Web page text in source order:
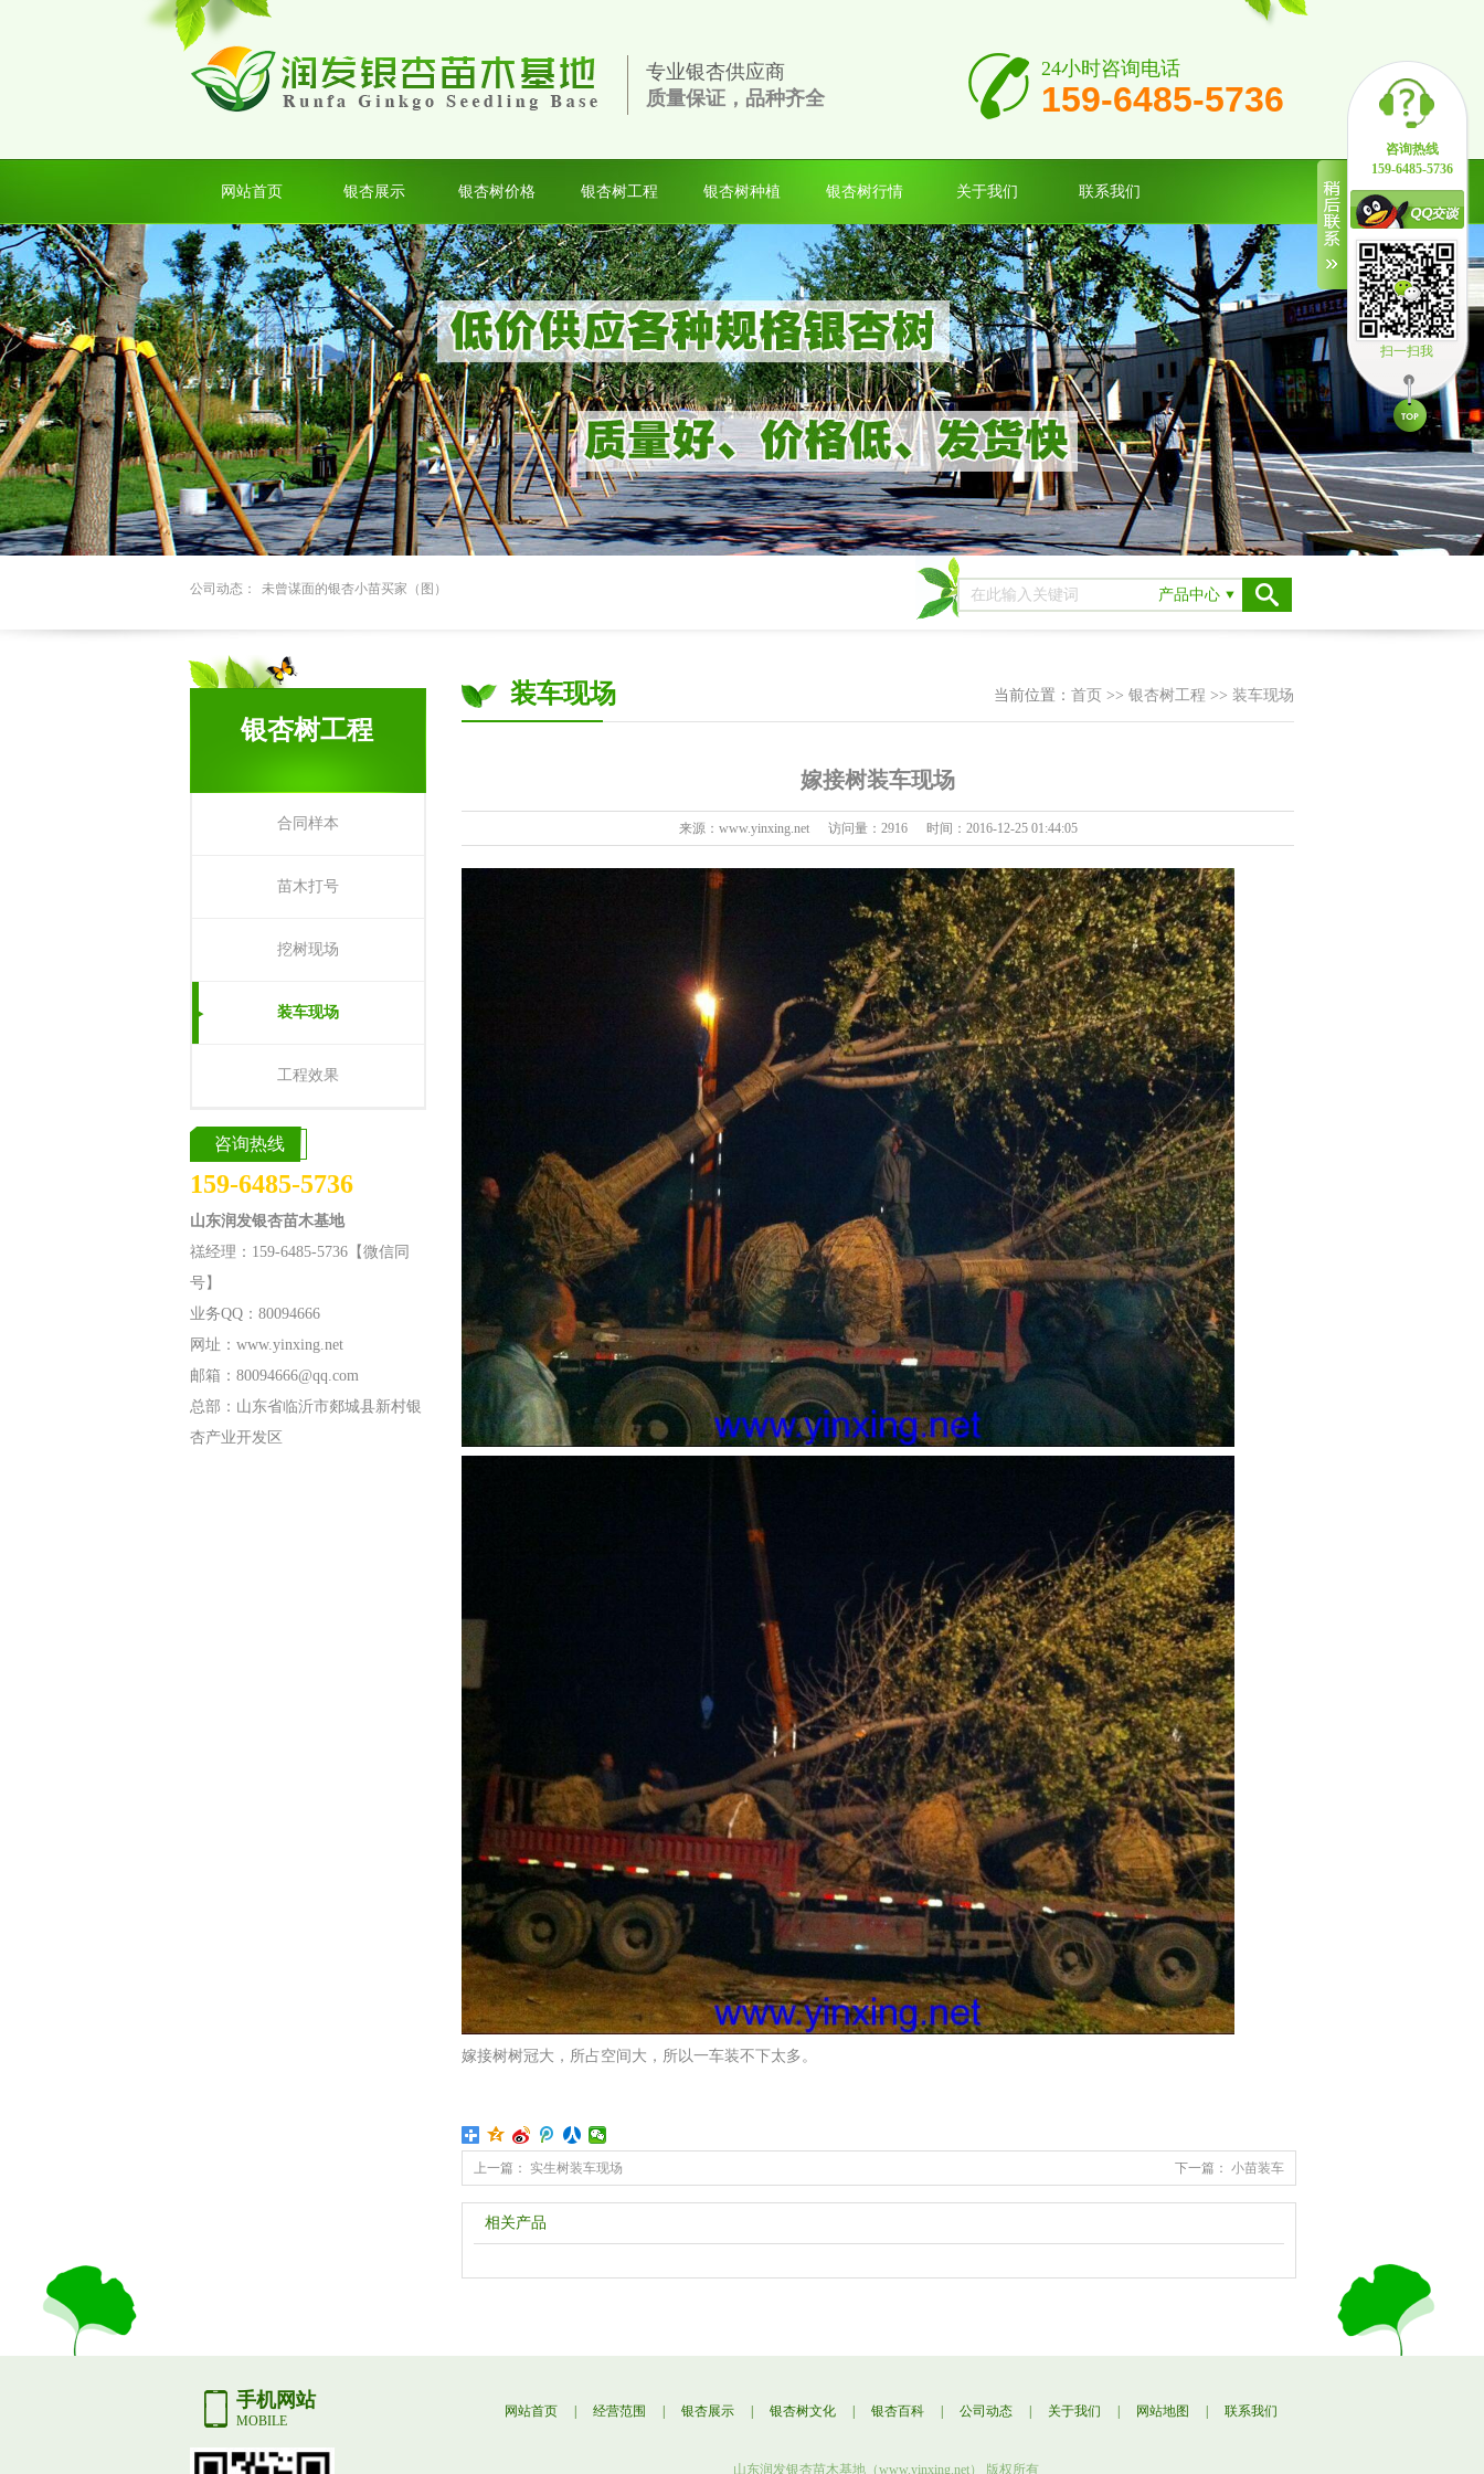
24小时咨询电话
159-6485-5736
专业银杏供应商
质量保证，品种齐全
网站首页 银杏展示 银杏树价格 银杏树工程 银杏树种植 银杏树行情 关于我们 联系我们
公司动态：
2019年银杏树最新价格_银杏树树苗价格表-
银杏树基地报价
银杏树价格-2019全国银杏苗木交易中心最新
价格表
「银杏树苗价格上涨」最新银杏树行情分析
银杏树多少钱一棵？2018最新银杏树价格
2018秋冬银杏树价格，银杏树市场最新报价
和银杏的不解之缘
未曾谋面的银杏小苗买家（图）
25公分银杏树价格_银杏树基地最新报价
银杏树基地报价
银杏树价格-2019全国银杏苗木交易中心最新
「银杏树苗价格上涨」最新银杏树行情分析
2018秋冬银杏树价格，银杏树市场最新报价
和银杏的不解之缘
产品中心
银杏树工程
合同样本
苗木打号
挖树现场
装车现场
工程效果
咨询热线
159-6485-5736
山东润发银杏苗木基地
禚经理：159-6485-5736【微信同
号】
业务QQ：80094666
网址：www.yinxing.net
邮箱：80094666@qq.com
总部：山东省临沂市郯城县新村银
杏产业开发区
当前位置： 首页 >> 银杏树工程 >> 装车现场
装车现场
嫁接树装车现场
来源：www.yinxing.net 访问量：2916 时间：2016-12-25 01:44:05
嫁接树树冠大，所占空间大，所以一车装不下太多。
上一篇： 实生树装车现场 下一篇： 小苗装车
相关产品
手机网站
MOBILE
网站首页 经营范围 银杏展示 银杏树文化 银杏百科 公司动态 关于我们 网站地图 联系我们
山东润发银杏苗木基地（www.yinxing.net） 版权所有
咨询热线
159-6485-5736
扫一扫我